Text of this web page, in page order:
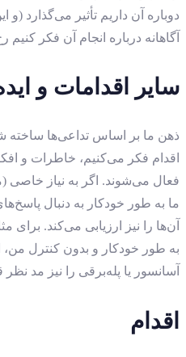
دوباره آن داریم تأثیر می‌گذارد (و
آگاهانه درباره انجام آن فکر کنیم
سایر اقدامات و
ذهن ما بر اساس تداعی‌ها ساخته
اقدام فکر می‌کنیم، خاطرات و
فعال می‌شوند. اگر به نیاز خاصی
ما به طور خودکار به دنبال
آن‌ها را نیز ارزیابی می‌کند. برای
به طور خودکار و بدون کنترل من،
آسانسور یا پله‌برقی را نیز مد
اقدام